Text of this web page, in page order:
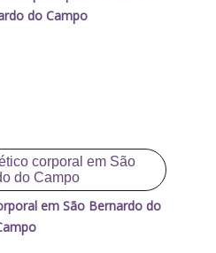
do Campo
em São Bernardo do